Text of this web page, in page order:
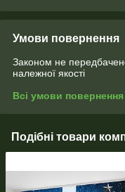
Умови повернення
Законом не
належної якості
Всі умови повернення
Подібні товари